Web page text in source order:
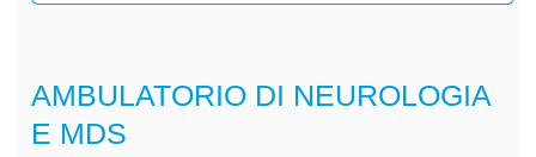
AMBULATORIO DI NEUROLOGIA
E MDS